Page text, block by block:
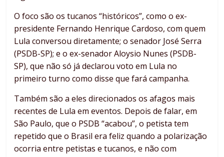
O foco são os tucanos “históricos”, como o ex-
presidente Fernando Henrique Cardoso, com quem
Lula conversou diretamente; o senador José Serra
(PSDB-SP); e o ex-senador Aloysio Nunes (PSDB-
SP), que não só já declarou voto em Lula no
primeiro turno como disse que fará campanha.
Também são a eles direcionados os afagos mais
recentes de Lula em eventos. Depois de falar, em
São Paulo, que o PSDB “acabou”, o petista tem
repetido que o Brasil era feliz quando a polarização
ocorria entre petistas e tucanos, e não com